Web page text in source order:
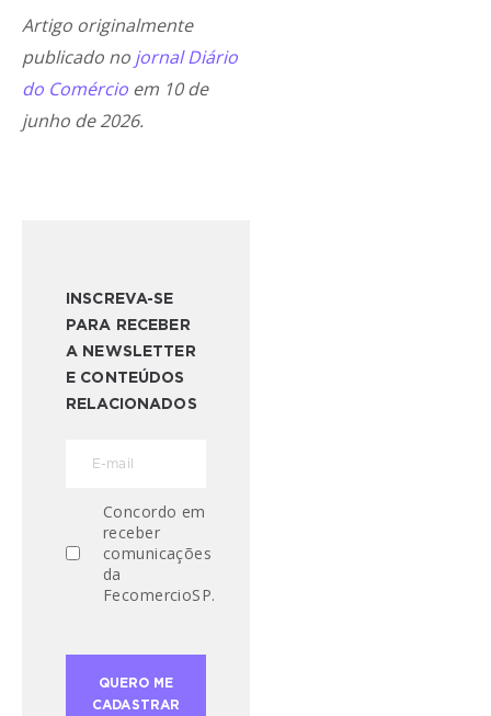
Artigo originalmente
publicado no jornal Diário
do Comércio em 10 de
junho de 2026.
INSCREVA-SE
PARA RECEBER
A NEWSLETTER
E CONTEÚDOS
RELACIONADOS
Concordo em
receber
comunicações
da
FecomercioSP.